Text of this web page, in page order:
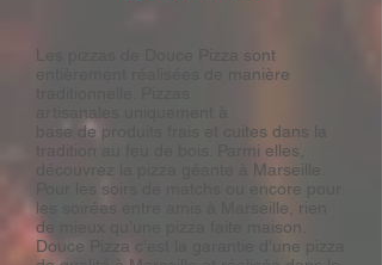
Les pizzas de Douce Pizza sont
entièrement réalisées de manière
artisanales uniquement à
se de produits frais
et cuites dans la
tradition au feu de bois. Parmi elles,
découvrez la pizza géante à Marseille.
Pour les soirs de matchs ou encore pour
les soirées entre amis à Marseille, rien
de mieux qu’une pizza faite maison.
Douce Pizza c’est la garantie d’une pizza